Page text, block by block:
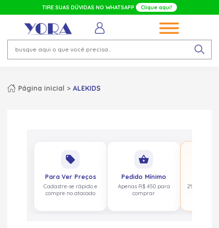
TIRE SUAS DÚVIDAS NO WHATSAPP Clique aqui!
Página inicial ALEKIDS
local_offer
Para Ver Preços
Cadastre-se rápido e
compre no atacado
shopping_basket
Pedido Mínimo
Apenas R$ 450 para
comprar
2% de volta